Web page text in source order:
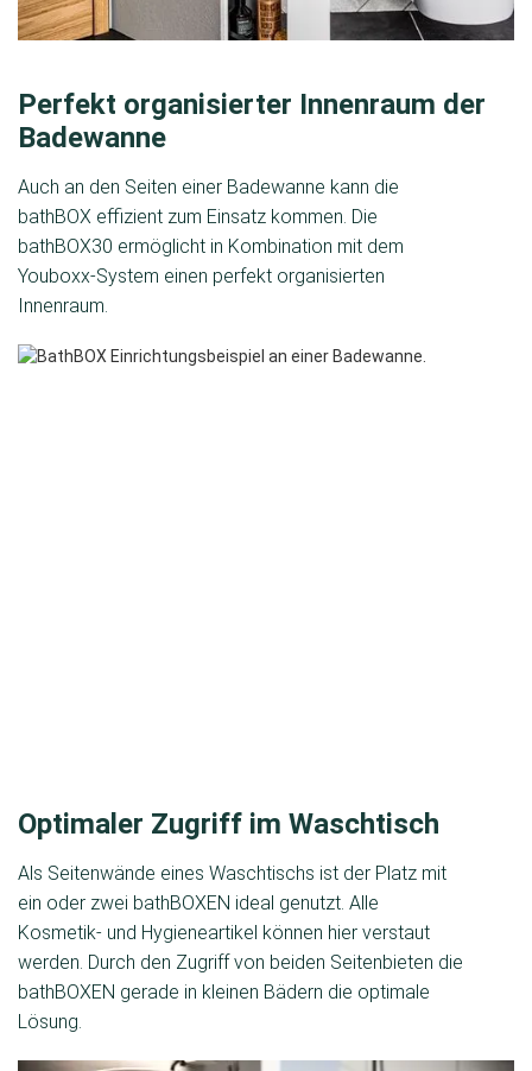
Perfekt organisierter Innenraum der
Badewanne
Auch an den Seiten einer Badewanne kann die
bathBOX effizient zum Einsatz kommen. Die
bathBOX30 ermöglicht in Kombination mit dem
Youboxx-System einen perfekt organisierten
Innenraum.
Optimaler Zugriff im Waschtisch
Als Seitenwände eines Waschtischs ist der Platz mit
ein oder zwei bathBOXEN ideal genutzt. Alle
Kosmetik- und Hygieneartikel können hier verstaut
werden. Durch den Zugriff von beiden Seitenbieten die
bathBOXEN gerade in kleinen Bädern die optimale
Lösung.